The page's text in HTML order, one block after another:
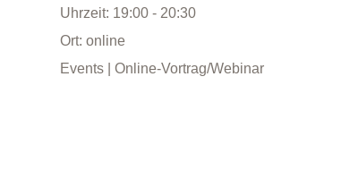
Uhrzeit: 19:00 - 20:30
Ort: online
Events | Online-Vortrag/Webinar